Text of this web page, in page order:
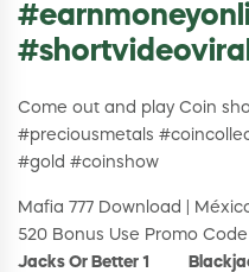
Come out and play Coin
#preciousmetals
#gold #coinshow
Mafia 777 Download |
520 Bonus Use Promo
Jacks Or Better 1